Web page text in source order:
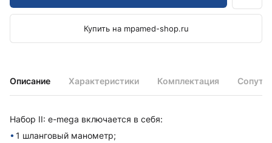
Описание Характеристики Комплектация
Набор II: e-mega включается в себя:
1 шланговый манометр;
Купить на mpamed-shop.ru